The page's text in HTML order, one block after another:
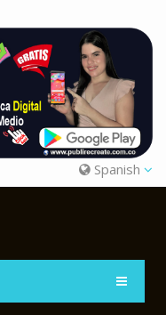
Spanish